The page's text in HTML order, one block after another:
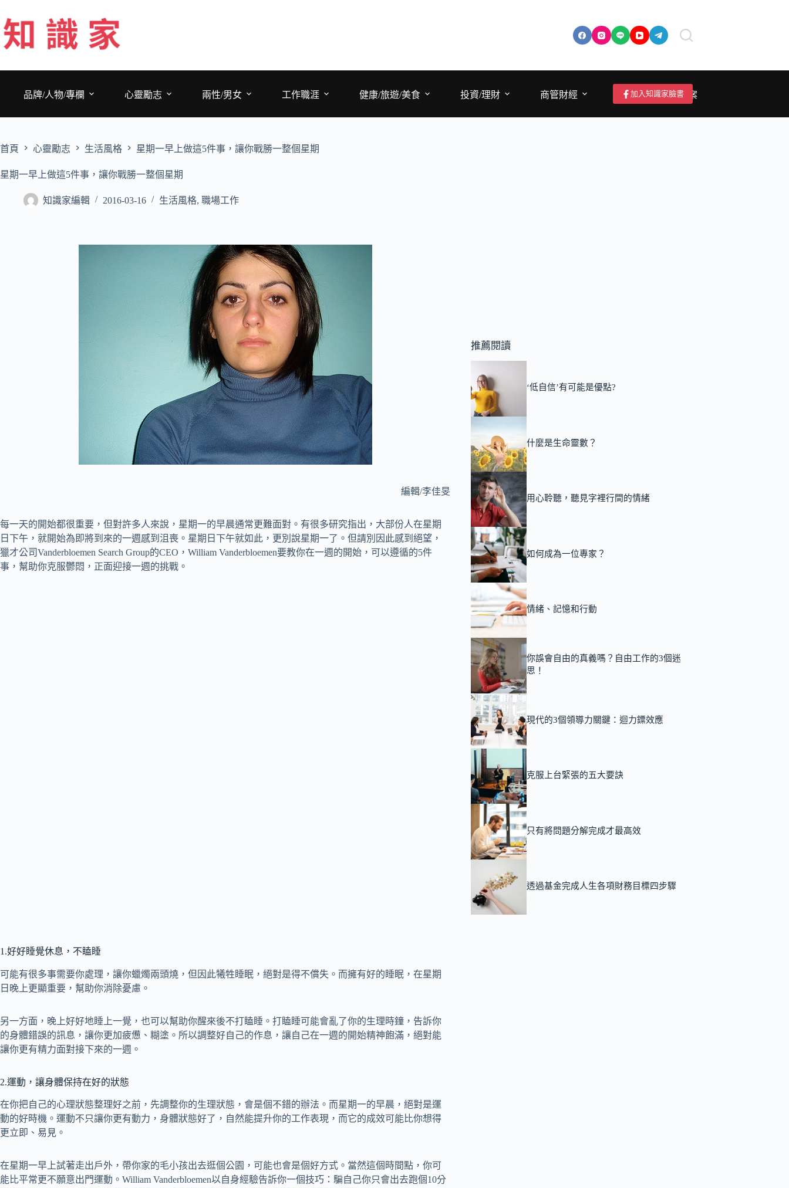
至
主
要
品牌/人物/專欄
心靈勵志 兩性/男女 工作職涯 健康/旅遊/美食 投資/理財 商管財經 成為作者/投稿/提案
加入知識家臉書
首頁 心靈勵志 生活風格 星期一早上做這5件事，讓你戰勝一整個星期
星期一早上做這5件事，讓你戰勝一整個星期
知識家編輯 2016-03-16 生活風格, 職場工作
編輯/李佳旻
每一天的開始都很重要，但對許多人來說，星期一的早晨通常更難面對。有很多研究指出，大部份人在星期
日下午，就開始為即將到來的一週感到沮喪。星期日下午就如此，更別說星期一了。但請別因此感到絕望，
獵才公司Vanderbloemen Search Group的CEO，William Vanderbloemen要教你在一週的開始，可以遵循的5件
事，幫助你克服鬱悶，正面迎接一週的挑戰。
1.好好睡覺休息，不瞌睡
可能有很多事需要你處理，讓你蠟燭兩頭燒，但因此犧牲睡眠，絕對是得不償失。而擁有好的睡眠，在星期
日晚上更顯重要，幫助你消除憂慮。
另一方面，晚上好好地睡上一覺，也可以幫助你醒來後不打瞌睡。打瞌睡可能會亂了你的生理時鐘，告訴你
的身體錯誤的訊息，讓你更加疲憊、糊塗。所以調整好自己的作息，讓自己在一週的開始精神飽滿，絕對能
讓你更有精力面對接下來的一週。
2.運動，讓身體保持在好的狀態
在你把自己的心理狀態整理好之前，先調整你的生理狀態，會是個不錯的辦法。而星期一的早晨，絕對是運
動的好時機。運動不只讓你更有動力，身體狀態好了，自然能提升你的工作表現，而它的成效可能比你想得
更立即、易見。
在星期一早上試著走出戶外，帶你家的毛小孩出去逛個公園，可能也會是個好方式。當然這個時間點，你可
能比平常更不願意出門運動。William Vanderbloemen以自身經驗告訴你一個技巧：騙自己你只會出去跑個10分
推薦閱讀
‘低自信’有可能是優點?
什麼是生命靈數？
用心聆聽，聽見字裡行間的情緒
如何成為一位專家？
情緒、記憶和行動
你誤會自由的真義嗎？自由工作的3個迷
思！
現代的3個領導力關鍵：迴力鏢效應
克服上台緊張的五大要訣
只有將問題分解完成才最高效
透過基金完成人生各項財務目標四步驟